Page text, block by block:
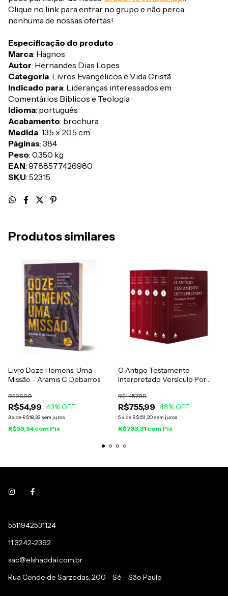
Clique no link para entrar no grupo e não perca
nenhuma de nossas ofertas!
Especificação do produto
Marca: Hagnos
Autor: Hernandes Dias Lopes
Categoria: Livros Evangélicos e Vida Cristã
Indicado para: Lideranças interessados em
Comentários Bíblicos e Teologia
Idioma: português
Acabamento: brochura
Medida: 13,5 x 20,5 cm
Páginas: 384
Peso: 0,350 kg
EAN: 9788577426980
SKU: 52315
Produtos similares
Livro Doze Homens, Uma
Missão - Aramis C. Debarros
R$54,99
R$96,90
43% OFF
3x de R$18,33 sem juros
R$53,34 com Pix
O Antigo Testamento
Interpretado Versículo Por
Champlin
R$755,99
R$1.457,89
48% OFF
5x de R$151,20 sem juros
R$733,31 com Pix
5511942531124
11 3242-2392
sac@elshaddai.com.br
Rua Conde de Sarzedas, 200 - Sé - São Paulo